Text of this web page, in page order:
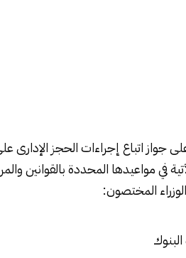
قانون الحجز الإداري رقم 308 لسنة 1955 على جواز اتباع إجراءات
مواعيدها المحددة بالقوانين
المختصون: